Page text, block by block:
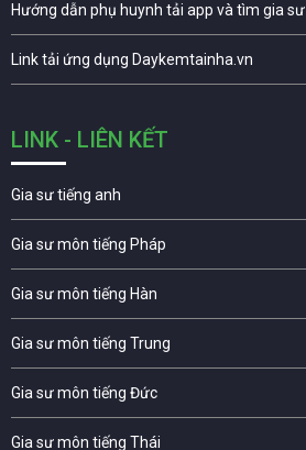
Hướng dẫn phụ huynh tải app và tìm gia sư
Link tải ứng dụng Daykemtainha.vn
LINK - LIÊN KẾT
Gia sư tiếng anh
Gia sư môn tiếng Pháp
Gia sư môn tiếng Hàn
Gia sư môn tiếng Trung
Gia sư môn tiếng Đức
Gia sư môn tiếng Thái